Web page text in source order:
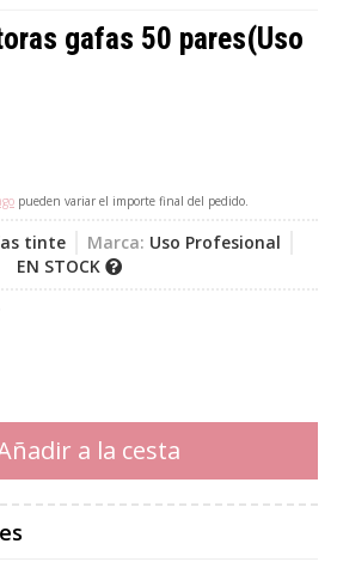
gafas 50 pares(Uso
pueden variar el importe final del pedido.
tinte Marca: Uso Profesional
EN STOCK
a la cesta